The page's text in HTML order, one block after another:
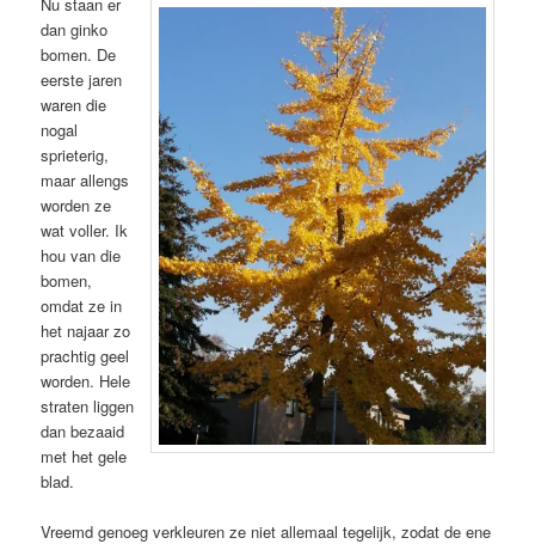
dan ginko
bomen. De
eerste jaren
waren die
nogal
sprieterig,
maar allengs
worden ze
wat voller. Ik
hou van die
bomen,
omdat ze in
het najaar zo
prachtig geel
worden. Hele
straten liggen
dan bezaaid
met het gele
blad.
Vreemd genoeg verkleuren ze niet allemaal tegelijk, zodat de ene